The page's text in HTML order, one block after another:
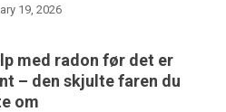
19, 2026
med radon før det er
– den skjulte faren du
om